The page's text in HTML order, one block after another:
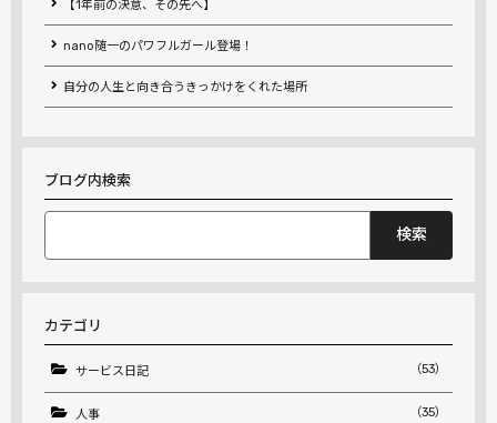
【1年前の決意、その先へ】
nano随一のパワフルガール登場！
自分の人生と向き合うきっかけをくれた場所
ブログ内検索
索:
カテゴリ
サービス日記 （53）
人事 （35）